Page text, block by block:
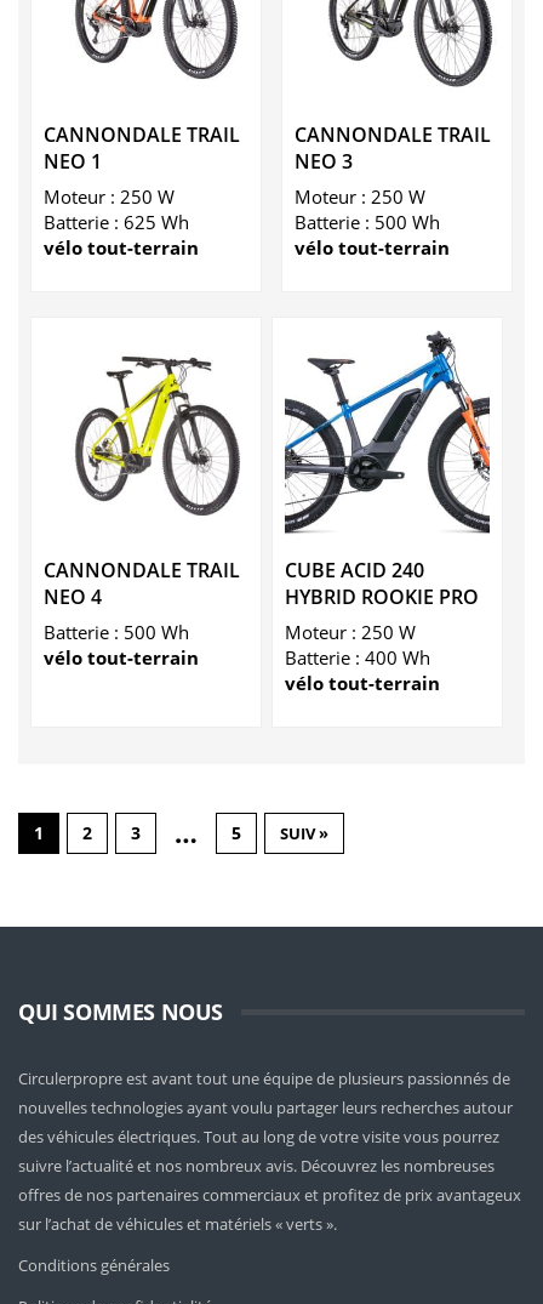
CANNONDALE TRAIL
NEO 1
Moteur : 250 W
Batterie : 625 Wh
vélo tout-terrain
CANNONDALE TRAIL
NEO 3
Moteur : 250 W
Batterie : 500 Wh
vélo tout-terrain
CANNONDALE TRAIL
NEO 4
Batterie : 500 Wh
vélo tout-terrain
CUBE ACID 240
HYBRID ROOKIE PRO
Moteur : 250 W
Batterie : 400 Wh
vélo tout-terrain
1 2 3 … 5 SUIV »
QUI SOMMES NOUS
Circulerpropre est avant tout une équipe de plusieurs passionnés de
nouvelles technologies ayant voulu partager leurs recherches autour
des véhicules électriques. Tout au long de votre visite vous pourrez
suivre l’actualité et nos nombreux avis. Découvrez les nombreuses
offres de nos partenaires commerciaux et profitez de prix avantageux
sur l’achat de véhicules et matériels « verts ».
Conditions générales